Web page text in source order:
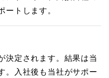
ートします。
決定されます。結果は当
。入社後も当社がサポー